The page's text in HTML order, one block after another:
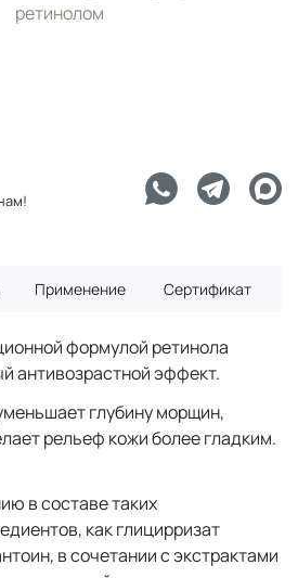
ретинолом
Применение Сертификат
формулой ретинола
антивозрастной эффект.
глубину морщин,
рельеф кожи более гладким.
в составе таких
как глицирризат
в сочетании с экстрактами